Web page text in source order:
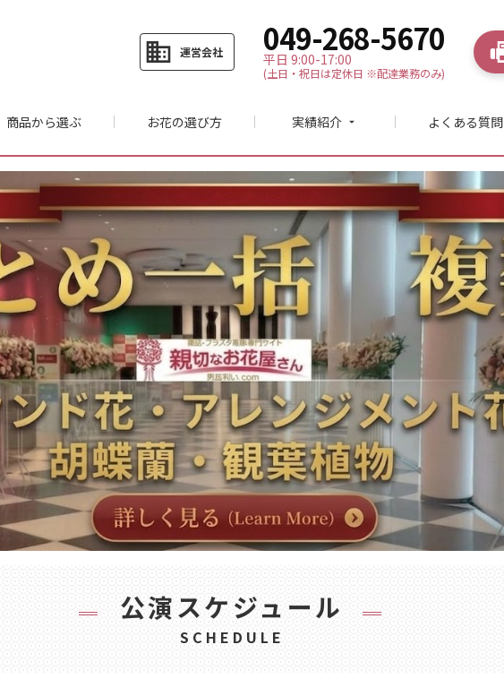
business 運営会社 049-268-5670
平日 9:00-17:00
(土日・祝日は定休日 ※配達業務のみ)
商品から選ぶ お花の選び方 実績紹介 arrow_drop_down よくある質問
公演スケジュール
SCHEDULE